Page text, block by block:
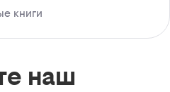
книги
наш